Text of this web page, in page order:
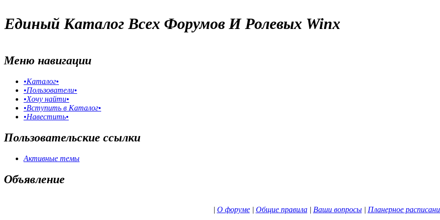
Единый Каталог Всех Форумов И Ролевых Winx
Меню навигации
•Каталог•
•Пользователи•
•Хочу найти•
•Вступить в Каталог•
•Навестить•
Пользовательские ссылки
Активные темы
Объявление
| О форуме| Общие правила| Ваши вопросы| Планерное